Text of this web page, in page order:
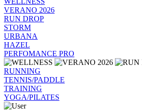
VERANO 2026
RUN DROP
STORM
URBANA
HAZEL
PERFOMANCE PRO
RUNNING
TENNIS/PADDLE
TRAINING
YOGA/PILATES